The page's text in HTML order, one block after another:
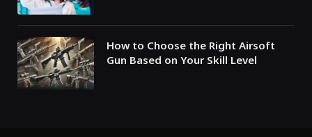
How to Choose the Right Airsoft
Gun Based on Your Skill Level